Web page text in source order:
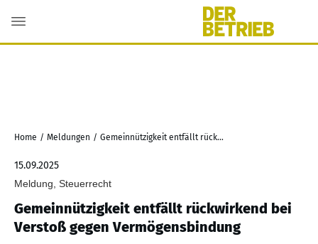
Home / Meldungen / Gemeinnützigkeit entfällt rückwirkend bei Verstoß gegen Vermögensbindung
15.09.2025
Meldung, Steuerrecht
Gemeinnützigkeit entfällt rückwirkend bei
Verstoß gegen Vermögensbindung